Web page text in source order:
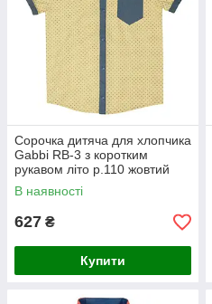
Сорочка дитяча для хлопчика
Gabbi RB-3 з коротким
рукавом літо р.110 жовтий
В наявності
627 ₴
Купити